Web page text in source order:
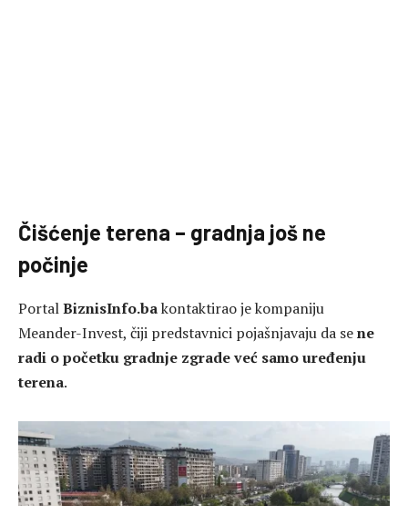
Čišćenje terena – gradnja još ne
počinje
PortalBiznisInfo.bakontaktirao je kompaniju
Meander-Invest, čiji predstavnici pojašnjavaju da sene
radi o početku gradnje zgrade već samo uređenju
terena.